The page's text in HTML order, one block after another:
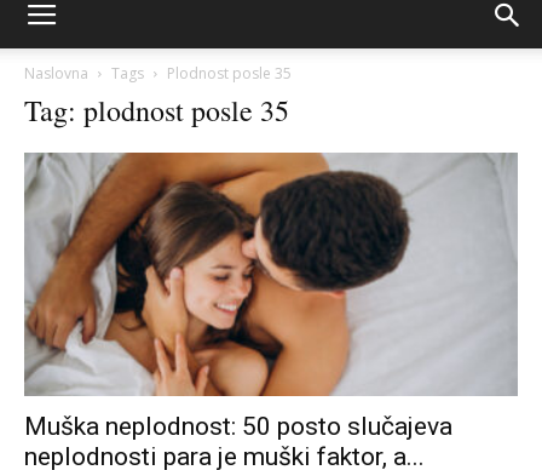
Naslovna Tags Plodnost posle 35
Tag: plodnost posle 35
Muška neplodnost: 50 posto slučajeva
neplodnosti para je muški faktor, a...